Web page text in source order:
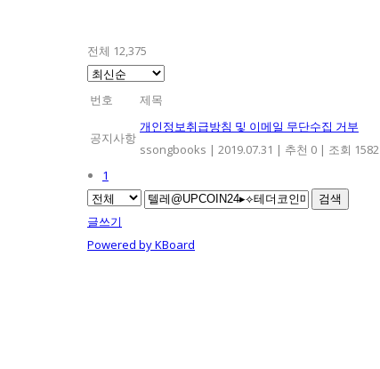
전체 12,375
번호 제목
공지사항
개인정보취급방침 및 이메일 무단수집 거부
ssongbooks | 2019.07.31 | 추천 0 | 조회 1582
1
검색
글쓰기
Powered by KBoard